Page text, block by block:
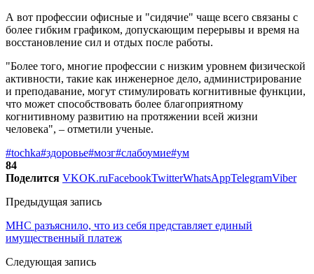
А вот профессии офисные и "сидячие" чаще всего связаны с
более гибким графиком, допускающим перерывы и время на
восстановление сил и отдых после работы.
"Более того, многие профессии с низким уровнем физической
активности, такие как инженерное дело, администрирование
и преподавание, могут стимулировать когнитивные функции,
что может способствовать более благоприятному
когнитивному развитию на протяжении всей жизни
человека", – отметили ученые.
#tochka#здоровье#мозг#слабоумие#ум
84
Поделится VKOK.ruFacebookTwitterWhatsAppTelegramViber
Предыдущая запись
МНС разъяснило, что из себя представляет единый
имущественный платеж
Следующая запись